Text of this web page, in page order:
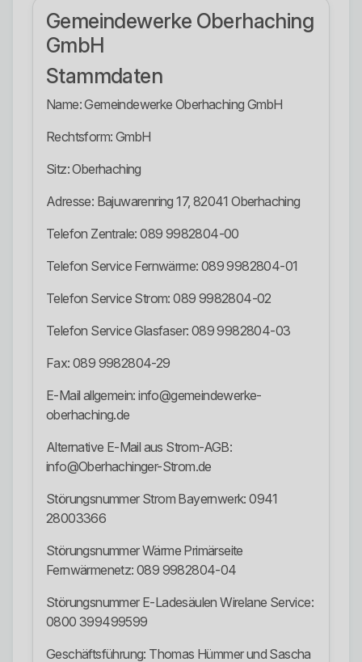
Gemeindewerke Oberhaching
GmbH
Stammdaten
Name: Gemeindewerke Oberhaching GmbH
Rechtsform: GmbH
Sitz: Oberhaching
Adresse: Bajuwarenring 17, 82041 Oberhaching
Telefon Zentrale: 089 9982804-00
Telefon Service Fernwärme: 089 9982804-01
Telefon Service Strom: 089 9982804-02
Telefon Service Glasfaser: 089 9982804-03
Fax: 089 9982804-29
E-Mail allgemein: info@gemeindewerke-
oberhaching.de
Alternative E-Mail aus Strom-AGB:
info@Oberhachinger-Strom.de
Störungsnummer Strom Bayernwerk: 0941
28003366
Störungsnummer Wärme Primärseite
Fernwärmenetz: 089 9982804-04
Störungsnummer E-Ladesäulen Wirelane Service:
0800 399499599
Geschäftsführung: Thomas Hümmer und Sascha